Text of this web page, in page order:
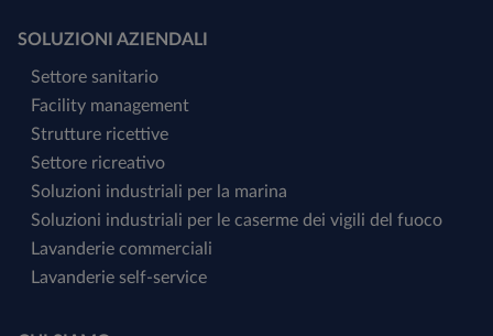
SOLUZIONI AZIENDALI
Settore sanitario
Facility management
Strutture ricettive
Settore ricreativo
Soluzioni industriali per la marina
Soluzioni industriali per le caserme dei vigili del fuoco
Lavanderie commerciali
Lavanderie self-service